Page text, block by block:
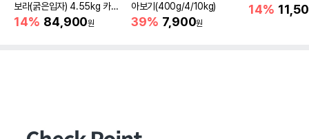
보라(굵은입자) 4.55kg 카사
바모래
14% 84,900원
아보기(400g/4/10kg)
39% 7,900원
14%